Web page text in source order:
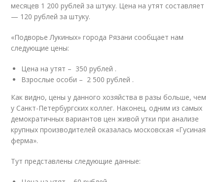
месяцев 1 200 рублей за штуку. Цена на утят составляет
— 120 рублей за штуку.
«Подворье Лукиных» города Рязани сообщает нам
следующие цены:
Цена на утят – 350 рублей .
Взрослые особи – 2 500 рублей .
Как видно, цены у данного хозяйства в разы больше, чем
у Санкт-Петербургских коллег. Наконец, одним из самых
демократичных вариантов цен живой утки при анализе
крупных производителей оказалась московская «Гусиная
ферма».
Тут представлены следующие данные: